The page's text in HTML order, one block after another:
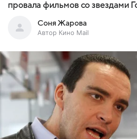
провала фильмов со звездами
Соня Жарова
Автор Кино Mail